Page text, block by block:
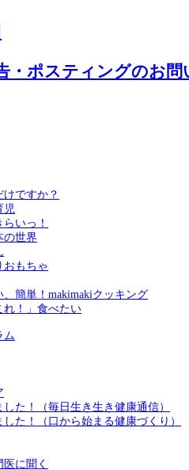
ですか？
児
いっ！
の世界
おもちゃ
簡単！makimakiクッキング
れ！」食べたい
ム
た！（毎日生き生き健康通信）
た！（口から始まる健康づくり）
に聞く